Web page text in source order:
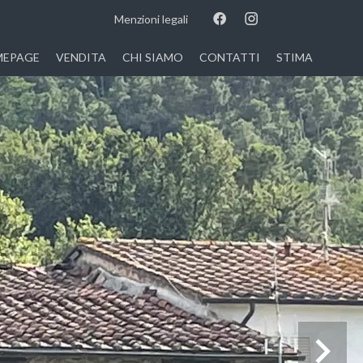
Menzioni legali
VENDITA CHI SIAMO CONTATTI STIMA